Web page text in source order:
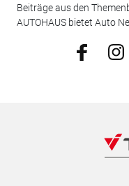
Beiträge aus den
AUTOHAUS bietet Auto